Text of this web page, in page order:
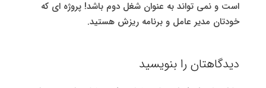
است و نمی تواند به عنوان شغل دوم باشد! پروژه ای که
خودتان مدیر عامل و برنامه ریزش هستید.
دیدگاهتان را بنویسید